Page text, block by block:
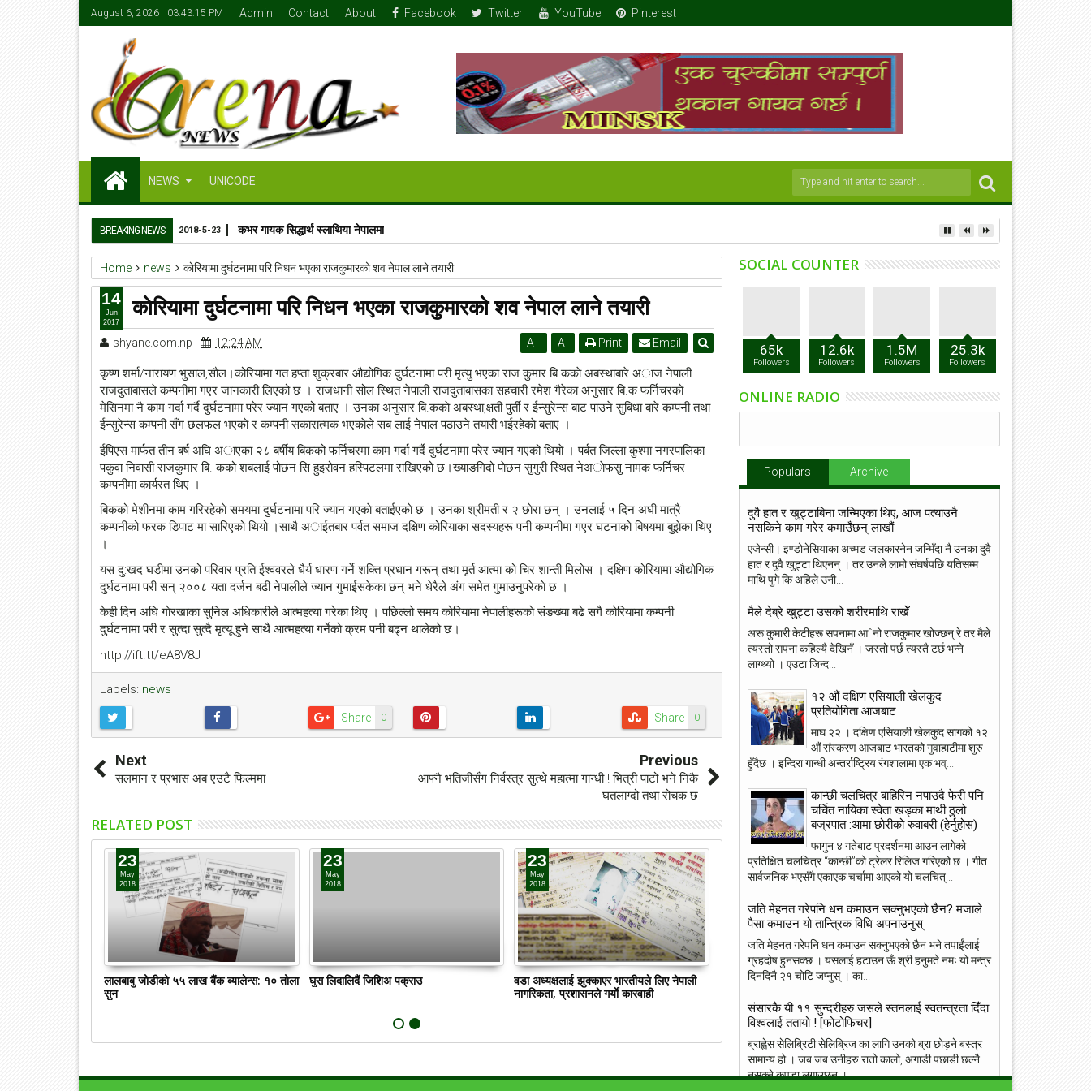
August 6, 2026 03:43:15 PM Admin Contact About Facebook Twitter YouTube Pinterest
NEWS UNICODE
BREAKING NEWS कभर गायक सिद्धार्थ स्लाथिया नेपालमा
2018-5-23
Home news काेरियामा दुर्घटनामा परि निधन भएका राजकुमारको शव नेपाल लाने तयारी
काेरियामा दुर्घटनामा परि निधन भएका राजकुमारको शव नेपाल लाने तयारी
shyane.com.np 12:24 AM A+ A- Print Email
कृष्ण शर्मा/नारायण भुसाल,साैल।कोरियामा गत हप्ता शुक्रबार औद्योगिक दुर्घटनामा परी मृत्यु भएका राज कुमार बि.ककाे अबस्थाबारे अाज नेपाली
राजदुताबासले कम्पनीमा गएर जानकारी लिएको छ । राजधानी सोल स्थित नेपाली राजदुताबासका सहचारी रमेश गैरेका अनुसार बि.क फर्निचरकाे
मेसिनमा नै काम गर्दा गर्दै दुर्घटनामा परेर ज्यान गएको बताए । उनका अनुसार बि.ककाे अबस्था,क्षती पुर्ती र ईन्सुरेन्स बाट पाउने सुबिधा बारे कम्पनी तथा
ईन्सुरेन्स कम्पनी सँग छलफल भएकाे र कम्पनी सकारात्मक भएकाेले सब लाई नेपाल पठाउने तयारी भईरहेकाे बताए ।
ईपिएस मार्फत तीन बर्ष अघि अाएका २८ बर्षीय बिकको फर्निचरमा काम गर्दा गर्दै दुर्घटनामा परेर ज्यान गएको थियाे । पर्बत जिल्ला कुश्मा नगरपालिका
पकुवा निवासी राजकुमार बि. कको शबलाई पोछन सि हुइरोवन हस्पिटलमा राखिएको छ।ख्याङगिदो पाेछन सुगुरी स्थित नेअाेफसु नामक फर्निचर
कम्पनीमा कार्यरत थिए ।
बिकको मेशीनमा काम गरिरहेकाे समयमा दुर्घटनामा परि ज्यान गएकाे बताईएकाे छ । उनका श्रीमती र २ छाेरा छन् । उनलाई ५ दिन अघी मात्रै
कम्पनीको फरक डिपाट मा सारिएको थियो ।साथै अाईतबार पर्वत समाज दक्षिण कोरियाका सदस्यहरू पनी कम्पनीमा गएर घटनाको बिषयमा बुझेका थिए
।
यस दु:खद घडीमा उनको परिवार प्रति ईश्ववरले धैर्य धारण गर्ने शक्ति प्रधान गरून् तथा मृर्त आत्मा को चिर शान्ती मिलोस । दक्षिण कोरियामा औद्योगिक
दुर्घटनामा परी सन् २००८ यता दर्जन बढी नेपालीले ज्यान गुमाईसकेका छन् भने धेरैले अंग समेत गुमाउनुपरेकाे छ ।
केही दिन अघि गाेरखाका सुनिल अधिकारीले आत्महत्या गरेका थिए । पछिल्लो समय काेरियामा नेपालीहरूकाे संङख्या बढे सगै कोरियामा कम्पनी
दुर्घटनामा परी र सुत्दा सुत्दै मृत्यू हुने साथै आत्महत्या गर्नेकाे क्रम पनी बढ्न थालेको छ।
http://ift.tt/eA8V8J
Labels: news
0
Share 0
Share
14
Jun
2017
Next
सलमान र प्रभास अब एउटै फिल्ममा
Previous
आफ्नै भतिजीसँग निर्वस्त्र सुत्थे महात्मा गान्धी ! भित्री पाटो भने निकै
घतलाग्दो तथा रोचक छ
RELATED POST
23
May
2018
लालबाबु जोडीको ५५ लाख बैंक ब्यालेन्स: १० तोला
सुन
23
May
2018
घुस लिदालिदैं जिशिअ पक्राउ
23
May
2018
वडा अध्यक्षलाई झुक्काएर भारतीयले लिए नेपाली
नागरिकता, प्रशासनले गर्याे कारवाही
23
May
कांग्रेस उपसभापति निधि अमेरिकामा
22
May
2018
ब्याटिङ
SOCIAL COUNTER
65k
Followers
12.6k
Followers
1.5M
Followers
25.3k
Followers
ONLINE RADIO
Populars Archive
दुवै हात र खुट्टाबिना जन्मिएका थिए, आज पत्याउनै
नसकिने काम गरेर कमाउँछन् लाखौं
एजेन्सी। इण्डोनेसियाका अच्मड जलकारनेन जन्मिँदा नै उनका दुवै
हात र दुवै खुट्टा थिएनन् । तर उनले लामो संघर्षपछि यतिसम्म
माथि पुगे कि अहिले उनी...
मैले देब्रे खुट्टा उसको शरीरमाथि राखेँ
अरू कुमारी केटीहरू सपनामा आˆनो राजकुमार खोज्छन् रे तर मैले
त्यस्तो सपना कहिल्यै देखिनँ । जस्तो पर्छ त्यस्तै टर्छ भन्ने
लाग्थ्यो । एउटा जिन्द...
१२ औं दक्षिण एसियाली खेलकुद
प्रतियोगिता आजबाट
माघ २२ । दक्षिण एसियाली खेलकुद सागको १२
औं संस्करण आजबाट भारतको गुवाहाटीमा शुरु
हुँदैछ । इन्दिरा गान्धी अन्तर्राष्ट्रिय रंगशालामा एक भव्...
कान्छी चलचित्र बाहिरिन नपाउदै फेरी पनि
चर्चित नायिका स्वेता खड्का माथी ठुलो
बज्रपात :आमा छोरीको रुवाबरी (हेर्नुहोस)
फागुन ४ गतेबाट प्रदर्शनमा आउन लागेको
प्रतिक्षित चलचित्र “कान्छी”को ट्रेलर रिलिज गरिएको छ । गीत
सार्वजनिक भएसँगै एकाएक चर्चामा आएको यो चलचित्...
जति मेहनत गरेपनि धन कमाउन सक्नुभएको छैन? मजाले
पैसा कमाउन यो तान्त्रिक विधि अपनाउनुस्
जति मेहनत गरेपनि धन कमाउन सक्नुभएको छैन भने तपाईंलाई
ग्रहदोष हुनसक्छ । यसलाई हटाउन ऊँ श्री हनुमते नमः यो मन्त्र
दिनदिनै २१ चोटि जप्नुस् । का...
संसारकै यी ११ सुन्दरीहरु जसले स्तनलाई स्वतन्त्रता दिँदा
विश्वलाई ततायो ! [फोटोफिचर]
ब्राह्लेस सेलिब्रिटी सेलिब्रिज का लागि उनको ब्रा छोड़ने बस्त्र
सामान्य हो । जब जब उनीहरु रातो कालो, अगाडी पछाडी छल्नै
नसक्ने कपडा लगाउछन् ।...